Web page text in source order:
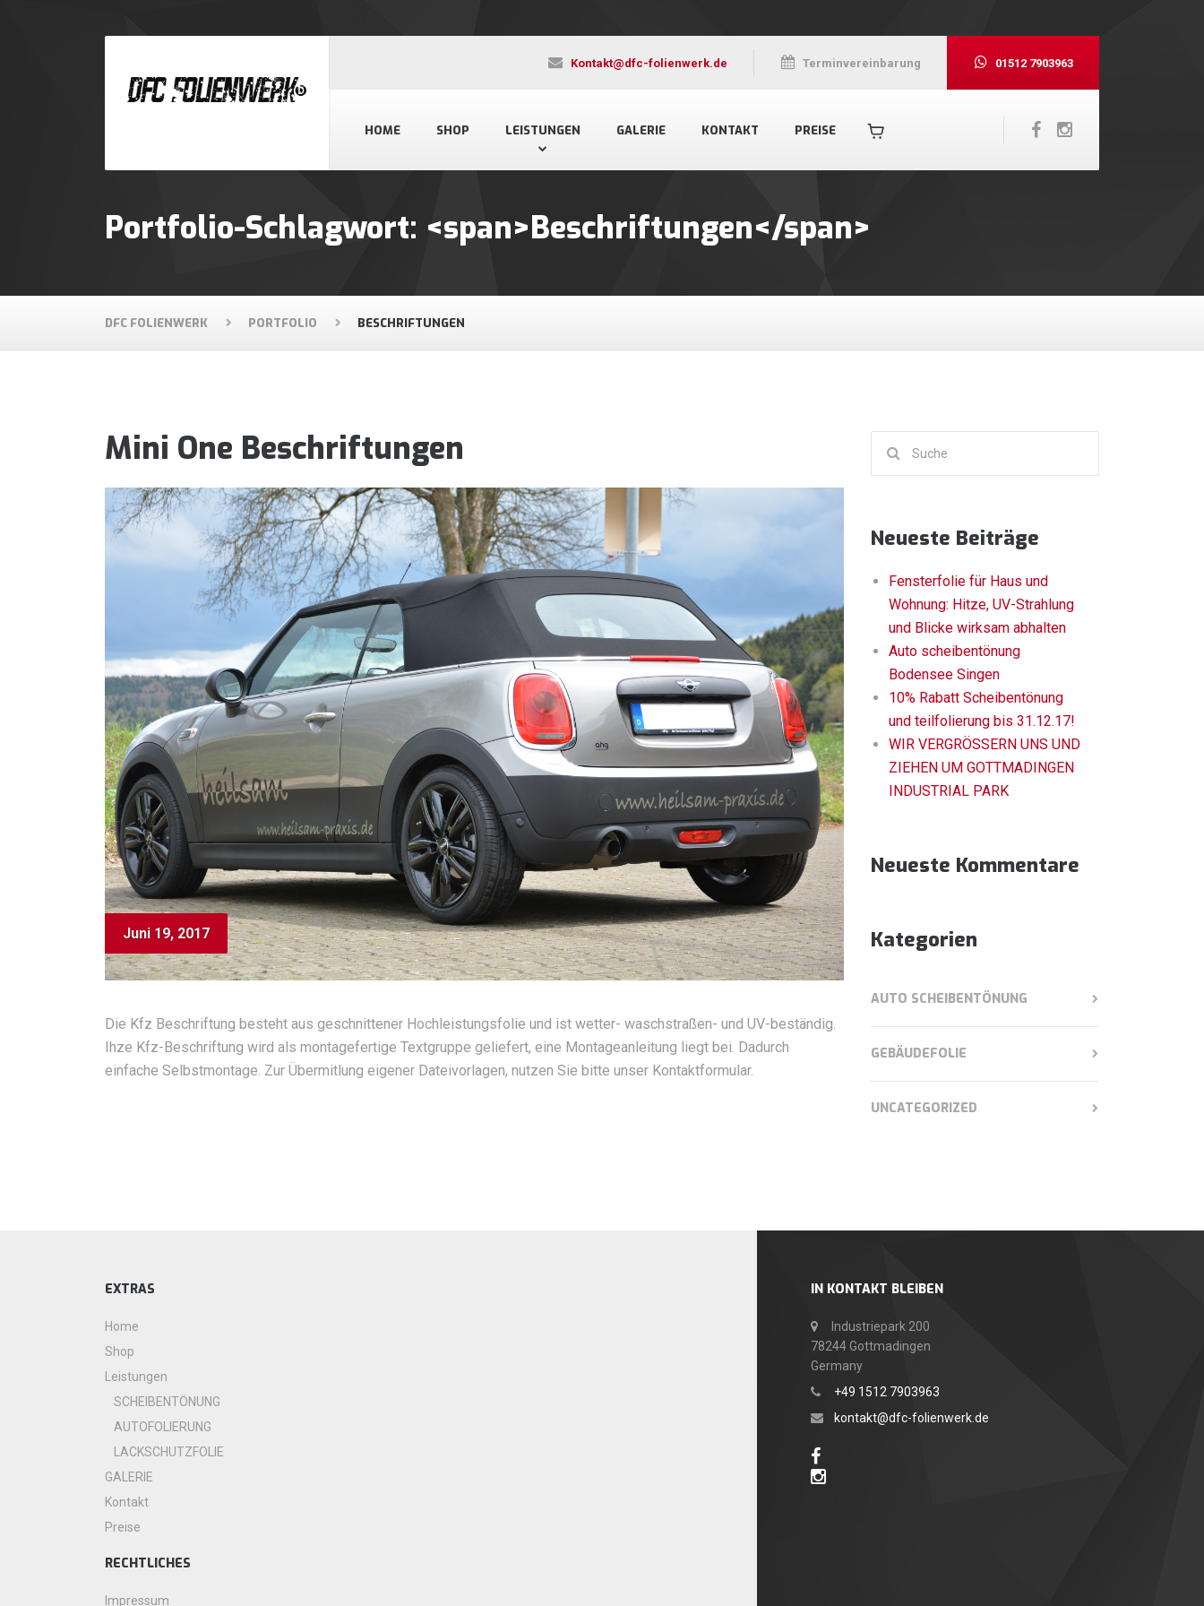
HOME SHOP LEISTUNGEN GALERIE KONTAKT PREISE
Kontakt@dfc-folienwerk.de Terminvereinbarung 01512 7903963
Portfolio-Schlagwort: <span>Beschriftungen</span>
DFC FOLIENWERK PORTFOLIO BESCHRIFTUNGEN
Mini One Beschriftungen
Juni 19, 2017
Die Kfz Beschriftung besteht aus geschnittener Hochleistungsfolie und ist wetter- waschstraßen- und UV-beständig.
Ihze Kfz-Beschriftung wird als montagefertige Textgruppe geliefert, eine Montageanleitung liegt bei. Dadurch
einfache Selbstmontage. Zur Übermitlung eigener Dateivorlagen, nutzen Sie bitte unser Kontaktformular.
nach:
Neueste Beiträge
Fensterfolie für Haus und
Wohnung: Hitze, UV-Strahlung
und Blicke wirksam abhalten
Auto scheibentönung
Bodensee Singen
10% Rabatt Scheibentönung
und teilfolierung bis 31.12.17!
WIR VERGRÖSSERN UNS UND
ZIEHEN UM GOTTMADINGEN
INDUSTRIAL PARK
Neueste Kommentare
Kategorien
AUTO SCHEIBENTÖNUNG
GEBÄUDEFOLIE
UNCATEGORIZED
IN KONTAKT BLEIBEN
Industriepark 200
78244 Gottmadingen
Germany
+49 1512 7903963
kontakt@dfc-folienwerk.de
EXTRAS
Home
Shop
Leistungen
SCHEIBENTÖNUNG
AUTOFOLIERUNG
LACKSCHUTZFOLIE
GALERIE
Kontakt
Preise
RECHTLICHES
Impressum